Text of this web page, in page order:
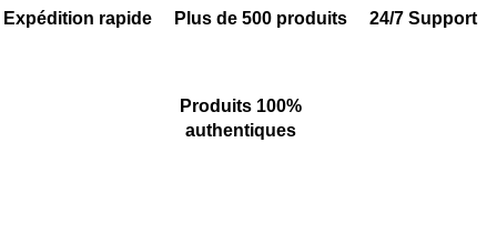
Expédition rapide Plus de 500 produits 24/7 Support
Produits 100%
authentiques